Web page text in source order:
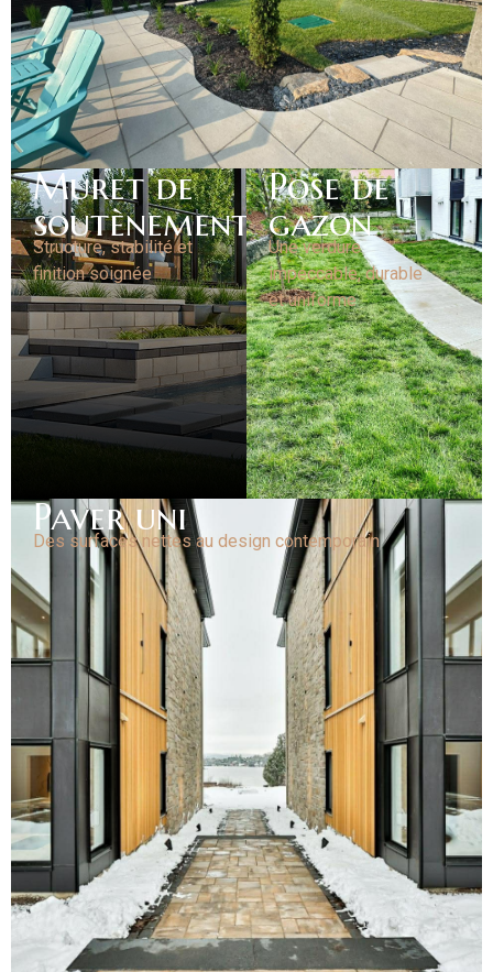
Muret de
soutènement
Structure, stabilité et
finition soignée
Pose de
gazon
Une verdure
impeccable, durable
et uniforme
Paver uni
Des surfaces nettes au design contemporain